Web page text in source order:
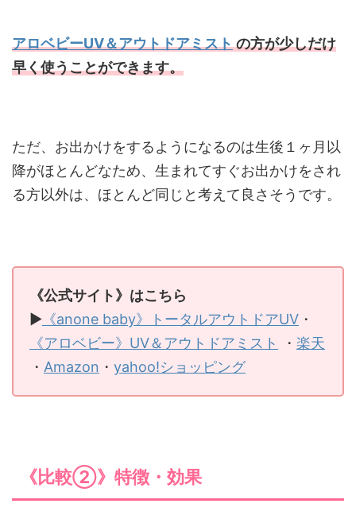
アロベビーUV＆アウトドアミストの方が少しだけ
早く使うことができます。
ただ、お出かけをするようになるのは生後１ヶ月以
降がほとんどなため、生まれてすぐお出かけをされ
る方以外は、ほとんど同じと考えて良さそうです。
《公式サイト》はこちら
▶ 《anone baby》トータルアウトドアUV ・
《アロベビー》UV＆アウトドアミスト
・ 楽天
・ Amazon ・ yahoo!ショッピング
《比較②》特徴・効果